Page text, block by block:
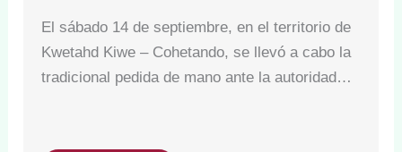
El sábado 14 de septiembre, en el territorio de
Kwetahd Kiwe – Cohetando, se llevó a cabo la
tradicional pedida de mano ante la autoridad…